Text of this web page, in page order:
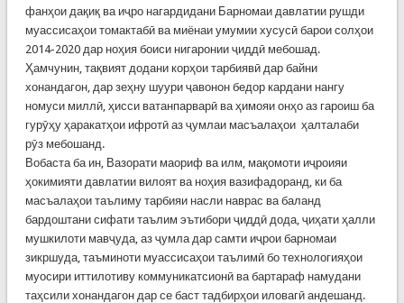
фанҳои дақиқ ва иҷро нагардидани Барномаи давлатии рушди
муассисаҳои томактабӣ ва миёнаи умумии хусусӣ барои солҳои
2014-2020 дар ноҳия боиси нигаронии ҷиддӣ мебошад.
Ҳамчунин, тақвият додани корҳои тарбиявӣ дар байни
хонандагон, дар зеҳну шуури ҷавонон бедор кардани нангу
номуси миллӣ, ҳисси ватанпарварӣ ва ҳимояи онҳо аз гароиш ба
гурӯҳу ҳаракатҳои ифротӣ аз ҷумлаи масъалаҳои ҳалталаби
рӯз мебошанд.
Вобаста ба ин, Вазорати маориф ва илм, мақомоти иҷроияи
ҳокимияти давлатии вилоят ва ноҳия вазифадоранд, ки ба
масъалаҳои таълиму тарбияи насли наврас ва баланд
бардоштани сифати таълим эътибори ҷиддӣ дода, ҷиҳати ҳалли
мушкилоти мавҷуда, аз ҷумла дар самти иҷрои барномаи
зикршуда, таъминоти муассисаҳои таълимӣ бо технологияҳои
муосири иттилотиву коммуникатсионӣ ва бартараф намудани
таҳсили хонандагон дар се баст тадбирҳои иловагӣ андешанд.